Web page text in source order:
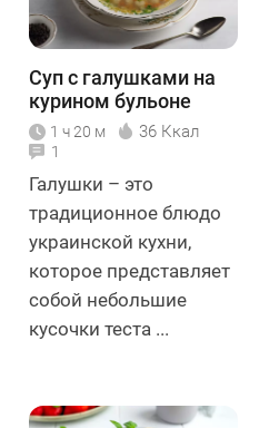
Суп с галушками на
курином бульоне
1 ч 20 м 36 Ккал
1
Галушки – это
традиционное блюдо
украинской кухни,
которое представляет
собой небольшие
кусочки теста ...